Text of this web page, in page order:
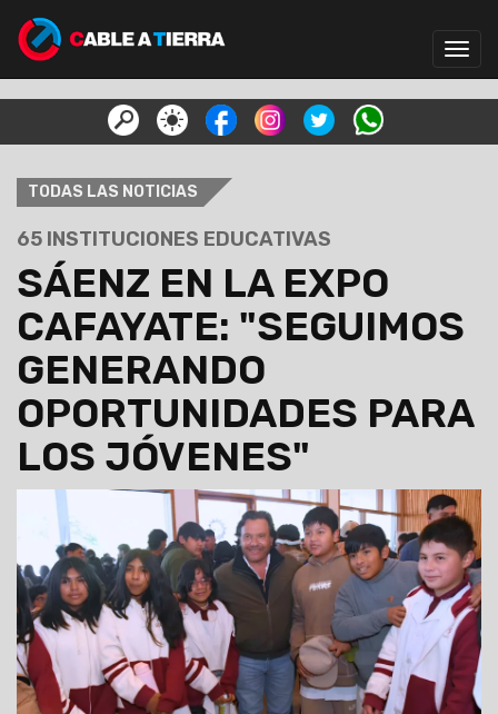
TODAS LAS NOTICIAS
65 INSTITUCIONES EDUCATIVAS
SÁENZ EN LA EXPO
CAFAYATE: "SEGUIMOS
GENERANDO
OPORTUNIDADES PARA
LOS JÓVENES"